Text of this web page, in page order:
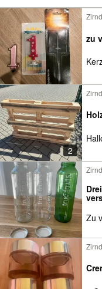
zu
2
Zu